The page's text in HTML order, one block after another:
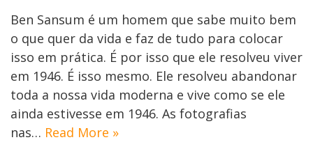
Ben Sansum é um homem que sabe muito bem
o que quer da vida e faz de tudo para colocar
isso em prática. É por isso que ele resolveu viver
em 1946. É isso mesmo. Ele resolveu abandonar
toda a nossa vida moderna e vive como se ele
ainda estivesse em 1946. As fotografias
nas… Read More »